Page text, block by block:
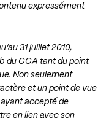
expressément
31 juillet 2010,
du CCA tant du point
Non seulement
et un point de vue
accepté de
en lien avec son